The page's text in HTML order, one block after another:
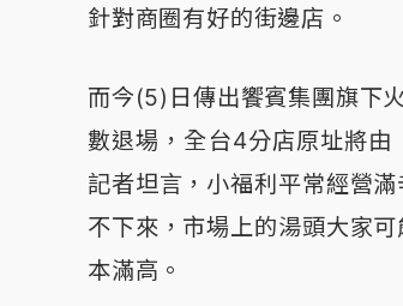
針對商圈有好的街邊店。
而今(5)日傳出饗賓集團旗下
數退場，全台4分店原址將由
記者坦言，小福利平常經營
不下來，市場上的湯頭大家
本滿高。